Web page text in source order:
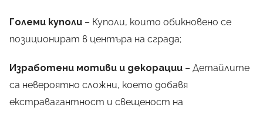
Големи куполи – Куполи, които обикновено се
позиционират в центъра на сграда;
Изработени мотиви и декорации – Детайлите
са невероятно сложни, което добавя
екстравагантност и свещеност на